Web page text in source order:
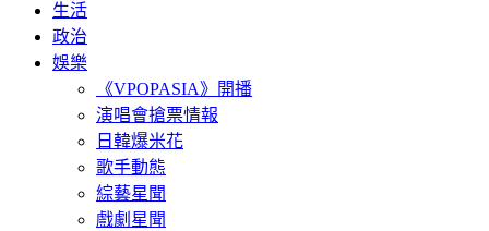
生活
政治
娛樂
《VPOPASIA》開播
演唱會搶票情報
日韓爆米花
歌手動態
綜藝星聞
戲劇星聞